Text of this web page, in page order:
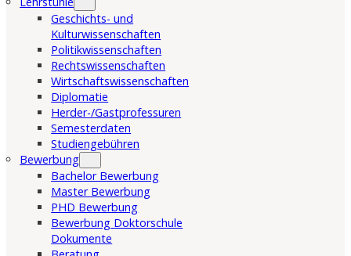
Geschichts- und
Kulturwissenschaften
Politikwissenschaften
Rechtswissenschaften
Wirtschaftswissenschaften
Diplomatie
Herder-/Gastprofessuren
Semesterdaten
Studiengebühren
Bewerbung
Bachelor Bewerbung
Master Bewerbung
PHD Bewerbung
Bewerbung Doktorschule
Dokumente